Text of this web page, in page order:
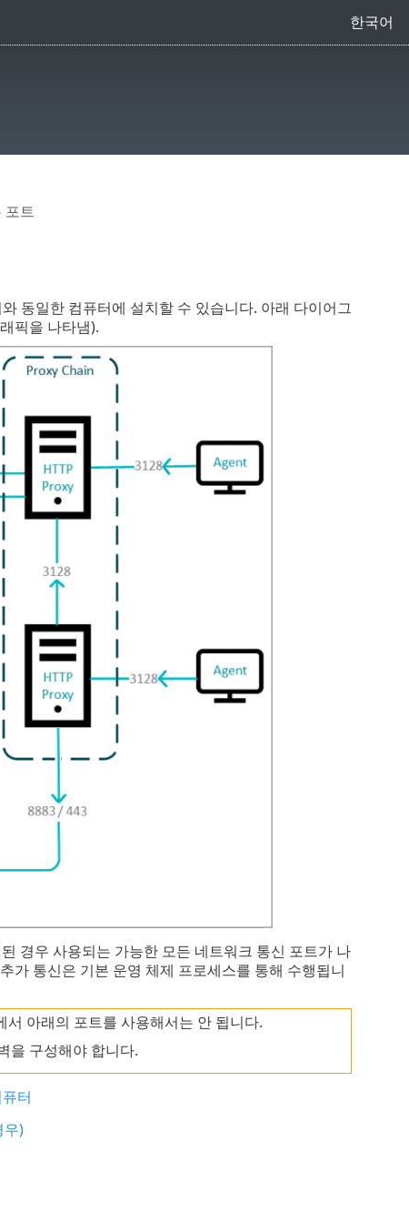
한국어
포트
와 동일한 컴퓨터에 설치할 수 있습니다. 아래 다이어그
픽을 나타냄).
경우 사용되는 가능한 모든 네트워크 통신 포트가 나
가 통신은 기본 운영 체제 프로세스를 통해 수행됩니
서 아래의 포트를 사용해서는 안 됩니다.
을 구성해야 합니다.
터
우)